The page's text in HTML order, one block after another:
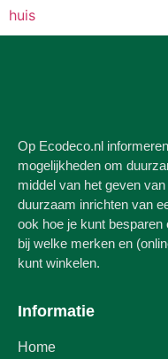
Op Ecodeco.nl
mogelijkheden om
middel van het geven
duurzaam inrichten van
ook hoe je kunt besparen
bij welke merken en
kunt winkelen.
Informatie
Home